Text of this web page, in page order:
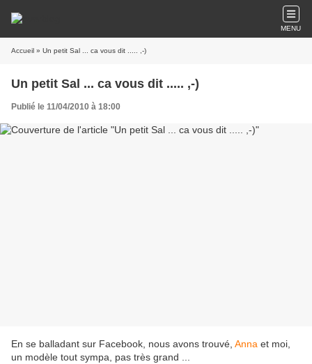
MENU
Accueil » Un petit Sal ... ca vous dit ..... ,-)
Un petit Sal ... ca vous dit ..... ,-)
Publié le 11/04/2010 à 18:00
En se balladant sur Facebook, nous avons trouvé, Anna et moi,
un modèle tout sympa, pas très grand ...